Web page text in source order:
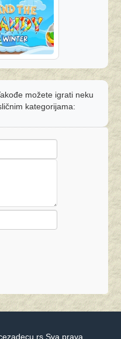
možete igrati neku
kategorijama:
Sva prava